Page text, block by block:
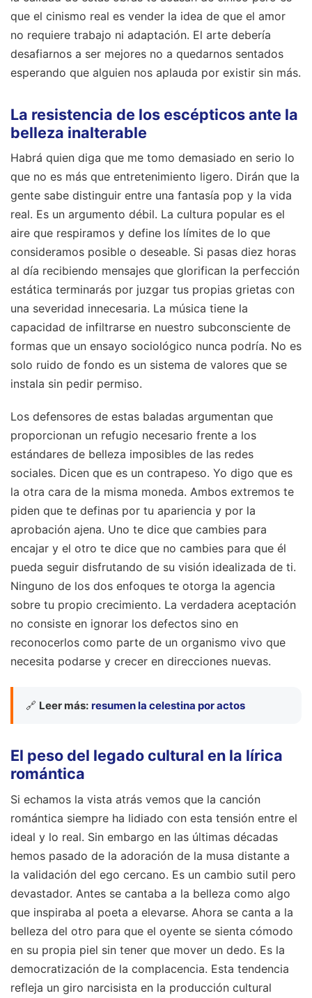
que el cinismo real es vender la idea de que el amor
no requiere trabajo ni adaptación. El arte debería
desafiarnos a ser mejores no a quedarnos sentados
esperando que alguien nos aplauda por existir sin más.
La resistencia de los escépticos ante la
belleza inalterable
Habrá quien diga que me tomo demasiado en serio lo
que no es más que entretenimiento ligero. Dirán que la
gente sabe distinguir entre una fantasía pop y la vida
real. Es un argumento débil. La cultura popular es el
aire que respiramos y define los límites de lo que
consideramos posible o deseable. Si pasas diez horas
al día recibiendo mensajes que glorifican la perfección
estática terminarás por juzgar tus propias grietas con
una severidad innecesaria. La música tiene la
capacidad de infiltrarse en nuestro subconsciente de
formas que un ensayo sociológico nunca podría. No es
solo ruido de fondo es un sistema de valores que se
instala sin pedir permiso.
Los defensores de estas baladas argumentan que
proporcionan un refugio necesario frente a los
estándares de belleza imposibles de las redes
sociales. Dicen que es un contrapeso. Yo digo que es
la otra cara de la misma moneda. Ambos extremos te
piden que te definas por tu apariencia y por la
aprobación ajena. Uno te dice que cambies para
encajar y el otro te dice que no cambies para que él
pueda seguir disfrutando de su visión idealizada de ti.
Ninguno de los dos enfoques te otorga la agencia
sobre tu propio crecimiento. La verdadera aceptación
no consiste en ignorar los defectos sino en
reconocerlos como parte de un organismo vivo que
necesita podarse y crecer en direcciones nuevas.
🔗 Leer más: resumen la celestina por actos
El peso del legado cultural en la lírica
romántica
Si echamos la vista atrás vemos que la canción
romántica siempre ha lidiado con esta tensión entre el
ideal y lo real. Sin embargo en las últimas décadas
hemos pasado de la adoración de la musa distante a
la validación del ego cercano. Es un cambio sutil pero
devastador. Antes se cantaba a la belleza como algo
que inspiraba al poeta a elevarse. Ahora se canta a la
belleza del otro para que el oyente se sienta cómodo
en su propia piel sin tener que mover un dedo. Es la
democratización de la complacencia. Esta tendencia
refleja un giro narcisista en la producción cultural